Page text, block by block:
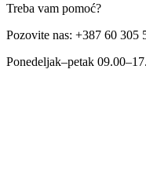
Treba vam pomoć?
Pozovite nas: +387 60 305
Ponedeljak–petak